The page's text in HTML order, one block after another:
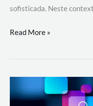
sofisticada. Neste
Por
migrar
de
Read More »